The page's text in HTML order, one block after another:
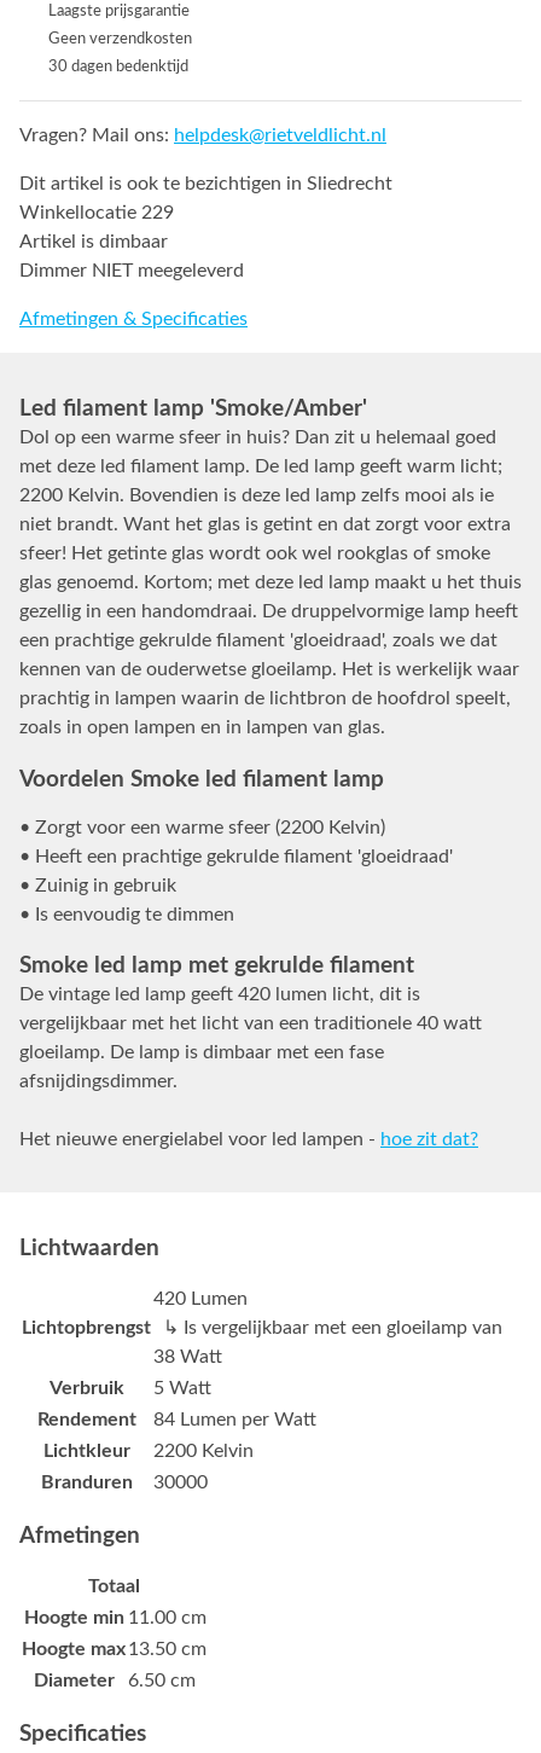
Laagste prijsgarantie
Geen verzendkosten
30 dagen bedenktijd
Vragen? Mail ons: helpdesk@rietveldlicht.nl
Dit artikel is ook te bezichtigen in Sliedrecht
Winkellocatie 229
Artikel is dimbaar
Dimmer NIET meegeleverd
Afmetingen & Specificaties
Led filament lamp 'Smoke/Amber'
Dol op een warme sfeer in huis? Dan zit u helemaal goed
met deze led filament lamp. De led lamp geeft warm licht;
2200 Kelvin. Bovendien is deze led lamp zelfs mooi als ie
niet brandt. Want het glas is getint en dat zorgt voor extra
sfeer! Het getinte glas wordt ook wel rookglas of smoke
glas genoemd. Kortom; met deze led lamp maakt u het thuis
gezellig in een handomdraai. De druppelvormige lamp heeft
een prachtige gekrulde filament 'gloeidraad', zoals we dat
kennen van de ouderwetse gloeilamp. Het is werkelijk waar
prachtig in lampen waarin de lichtbron de hoofdrol speelt,
zoals in open lampen en in lampen van glas.
Voordelen Smoke led filament lamp
• Zorgt voor een warme sfeer (2200 Kelvin)
• Heeft een prachtige gekrulde filament 'gloeidraad'
• Zuinig in gebruik
• Is eenvoudig te dimmen
Smoke led lamp met gekrulde filament
De vintage led lamp geeft 420 lumen licht, dit is
vergelijkbaar met het licht van een traditionele 40 watt
gloeilamp. De lamp is dimbaar met een fase
afsnijdingsdimmer.
Het nieuwe energielabel voor led lampen - hoe zit dat?
Lichtwaarden
Lichtopbrengst
420 Lumen
↳ Is vergelijkbaar met een gloeilamp van
38 Watt
Verbruik
5 Watt
Rendement
84 Lumen per Watt
Lichtkleur
2200 Kelvin
Branduren
30000
Afmetingen
Totaal
Hoogte min 11.00 cm
Hoogte max13.50 cm
Diameter
6.50 cm
Specificaties